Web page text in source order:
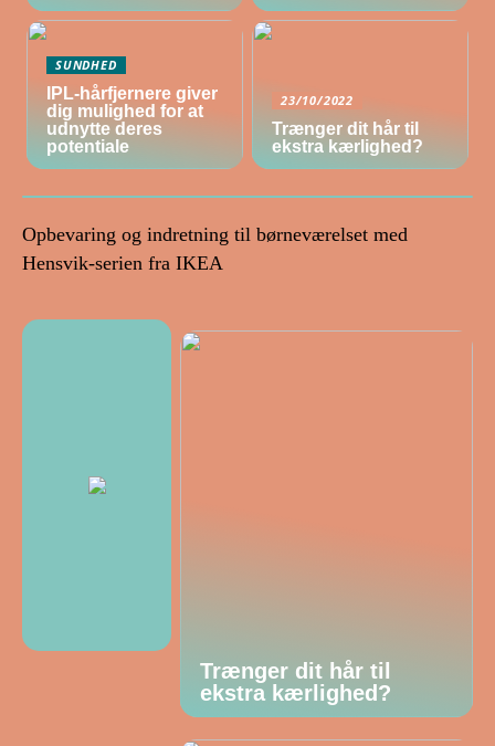
SUNDHED
IPL-hårfjernere giver
dig mulighed for at
udnytte deres
potentiale
23/10/2022
Trænger dit hår til
ekstra kærlighed?
Opbevaring og indretning til børneværelset med
Hensvik-serien fra IKEA
Trænger dit hår til
ekstra kærlighed?